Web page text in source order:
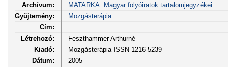
Archívum:
MATARKA: Magyar folyóiratok tartalomjegyzékei
Gyűjtemény:
Mozgásterápia
Cím:
Létrehozó:
Feszthammer Arthurné
Kiadó:
Mozgásterápia ISSN 1216-5239
Dátum:
2005